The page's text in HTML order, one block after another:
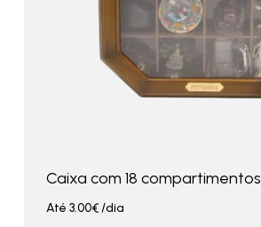
Caixa com 18 compartimentos
Até 3.00€/dia